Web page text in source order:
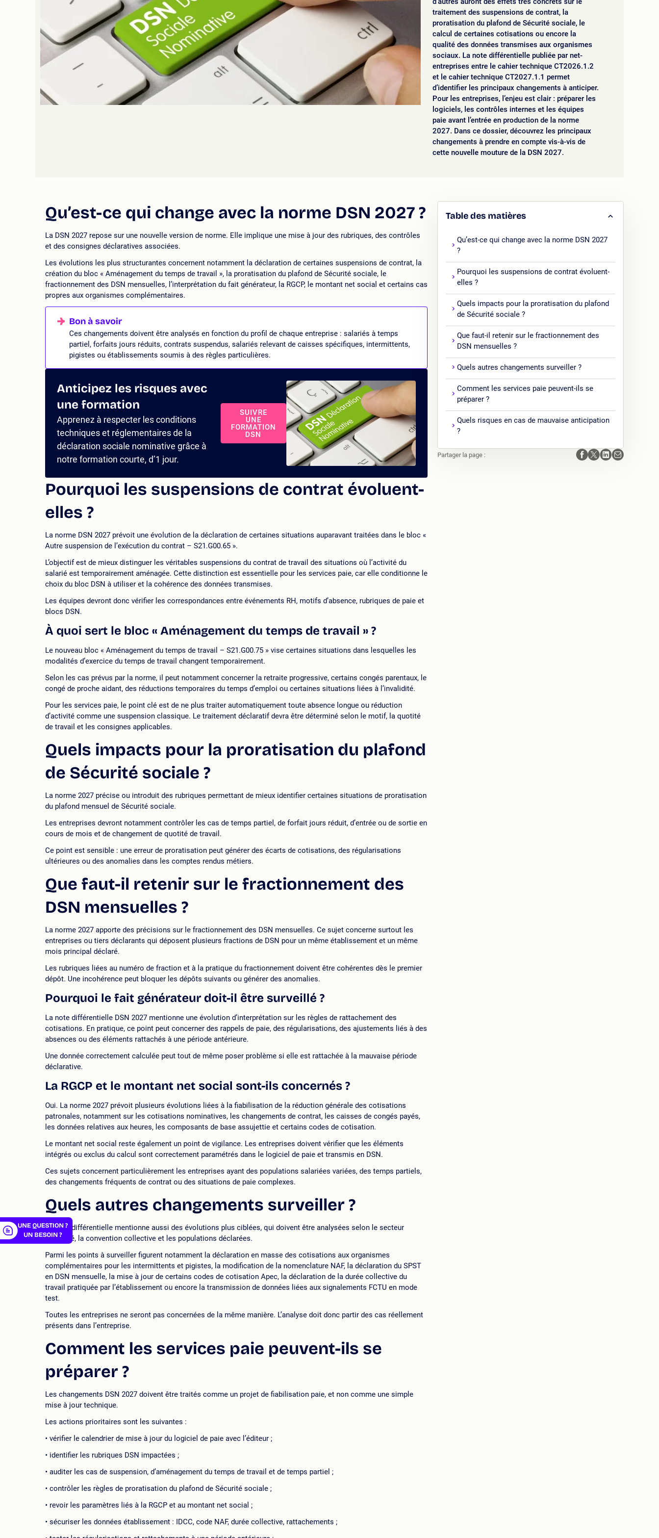
traitement des suspensions de contrat, la
proratisation du plafond de Sécurité sociale, le
calcul de certaines cotisations ou encore la
qualité des données transmises aux organismes
sociaux. La note différentielle publiée par net-
entreprises entre le cahier technique CT2026.1.2
et le cahier technique CT2027.1.1 permet
d’identifier les principaux changements à anticiper.
Pour les entreprises, l’enjeu est clair : préparer les
logiciels, les contrôles internes et les équipes
paie avant l’entrée en production de la norme
2027. Dans ce dossier, découvrez les principaux
changements à prendre en compte vis-à-vis de
cette nouvelle mouture de la DSN 2027.
Qu’est-ce qui change avec la norme DSN 2027 ?
La DSN 2027 repose sur une nouvelle version de norme. Elle implique une mise à jour des rubriques, des contrôles
et des consignes déclaratives associées.
Les évolutions les plus structurantes concernent notamment la déclaration de certaines suspensions de contrat, la
création du bloc « Aménagement du temps de travail », la proratisation du plafond de Sécurité sociale, le
fractionnement des DSN mensuelles, l’interprétation du fait générateur, la RGCP, le montant net social et certains cas
propres aux organismes complémentaires.
Ces changements doivent être analysés en fonction du profil de chaque entreprise : salariés à temps
partiel, forfaits jours réduits, contrats suspendus, salariés relevant de caisses spécifiques, intermittents,
pigistes ou établissements soumis à des règles particulières.
Anticipez les risques avec
une formation
Apprenez à respecter les conditions
techniques et réglementaires de la
déclaration sociale nominative grâce à
notre formation courte, d’1 jour.
SUIVRE
UNE
FORMATION
DSN
Pourquoi les suspensions de contrat évoluent-
elles ?
La norme DSN 2027 prévoit une évolution de la déclaration de certaines situations auparavant traitées dans le bloc «
Autre suspension de l’exécution du contrat – S21.G00.65 ».
L’objectif est de mieux distinguer les véritables suspensions du contrat de travail des situations où l’activité du
salarié est temporairement aménagée. Cette distinction est essentielle pour les services paie, car elle conditionne le
choix du bloc DSN à utiliser et la cohérence des données transmises.
Les équipes devront donc vérifier les correspondances entre événements RH, motifs d’absence, rubriques de paie et
blocs DSN.
À quoi sert le bloc « Aménagement du temps de travail » ?
Le nouveau bloc « Aménagement du temps de travail – S21.G00.75 » vise certaines situations dans lesquelles les
modalités d’exercice du temps de travail changent temporairement.
Selon les cas prévus par la norme, il peut notamment concerner la retraite progressive, certains congés parentaux, le
congé de proche aidant, des réductions temporaires du temps d’emploi ou certaines situations liées à l’invalidité.
Pour les services paie, le point clé est de ne plus traiter automatiquement toute absence longue ou réduction
d’activité comme une suspension classique. Le traitement déclaratif devra être déterminé selon le motif, la quotité
de travail et les consignes applicables.
Quels impacts pour la proratisation du plafond
de Sécurité sociale ?
La norme 2027 précise ou introduit des rubriques permettant de mieux identifier certaines situations de proratisation
du plafond mensuel de Sécurité sociale.
Les entreprises devront notamment contrôler les cas de temps partiel, de forfait jours réduit, d’entrée ou de sortie en
cours de mois et de changement de quotité de travail.
Ce point est sensible : une erreur de proratisation peut générer des écarts de cotisations, des régularisations
ultérieures ou des anomalies dans les comptes rendus métiers.
Que faut-il retenir sur le fractionnement des
DSN mensuelles ?
La norme 2027 apporte des précisions sur le fractionnement des DSN mensuelles. Ce sujet concerne surtout les
entreprises ou tiers déclarants qui déposent plusieurs fractions de DSN pour un même établissement et un même
mois principal déclaré.
Les rubriques liées au numéro de fraction et à la pratique du fractionnement doivent être cohérentes dès le premier
dépôt. Une incohérence peut bloquer les dépôts suivants ou générer des anomalies.
Pourquoi le fait générateur doit-il être surveillé ?
La note différentielle DSN 2027 mentionne une évolution d’interprétation sur les règles de rattachement des
cotisations. En pratique, ce point peut concerner des rappels de paie, des régularisations, des ajustements liés à des
absences ou des éléments rattachés à une période antérieure.
Une donnée correctement calculée peut tout de même poser problème si elle est rattachée à la mauvaise période
déclarative.
La RGCP et le montant net social sont-ils concernés ?
Oui. La norme 2027 prévoit plusieurs évolutions liées à la fiabilisation de la réduction générale des cotisations
patronales, notamment sur les cotisations nominatives, les changements de contrat, les caisses de congés payés,
les données relatives aux heures, les composants de base assujettie et certains codes de cotisation.
Le montant net social reste également un point de vigilance. Les entreprises doivent vérifier que les éléments
intégrés ou exclus du calcul sont correctement paramétrés dans le logiciel de paie et transmis en DSN.
Ces sujets concernent particulièrement les entreprises ayant des populations salariées variées, des temps partiels,
des changements fréquents de contrat ou des situations de paie complexes.
Quels autres changements surveiller ?
La note différentielle mentionne aussi des évolutions plus ciblées, qui doivent être analysées selon le secteur
d’activité, la convention collective et les populations déclarées.
Parmi les points à surveiller figurent notamment la déclaration en masse des cotisations aux organismes
complémentaires pour les intermittents et pigistes, la modification de la nomenclature NAF, la déclaration du SPST
en DSN mensuelle, la mise à jour de certains codes de cotisation Apec, la déclaration de la durée collective du
travail pratiquée par l’établissement ou encore la transmission de données liées aux signalements FCTU en mode
test.
Toutes les entreprises ne seront pas concernées de la même manière. L’analyse doit donc partir des cas réellement
présents dans l’entreprise.
Comment les services paie peuvent-ils se
préparer ?
Les changements DSN 2027 doivent être traités comme un projet de fiabilisation paie, et non comme une simple
mise à jour technique.
Les actions prioritaires sont les suivantes :
vérifier le calendrier de mise à jour du logiciel de paie avec l’éditeur ;
identifier les rubriques DSN impactées ;
auditer les cas de suspension, d’aménagement du temps de travail et de temps partiel ;
contrôler les règles de proratisation du plafond de Sécurité sociale ;
revoir les paramètres liés à la RGCP et au montant net social ;
sécuriser les données établissement : IDCC, code NAF, durée collective, rattachements ;
Table des matières
Qu’est-ce qui change avec la norme DSN 2027
?
Pourquoi les suspensions de contrat évoluent-
elles ?
Quels impacts pour la proratisation du plafond
de Sécurité sociale ?
Que faut-il retenir sur le fractionnement des
DSN mensuelles ?
Quels autres changements surveiller ?
Comment les services paie peuvent-ils se
préparer ?
Quels risques en cas de mauvaise anticipation
?
Partager la page :
UNE QUESTION ?
UN BESOIN ?